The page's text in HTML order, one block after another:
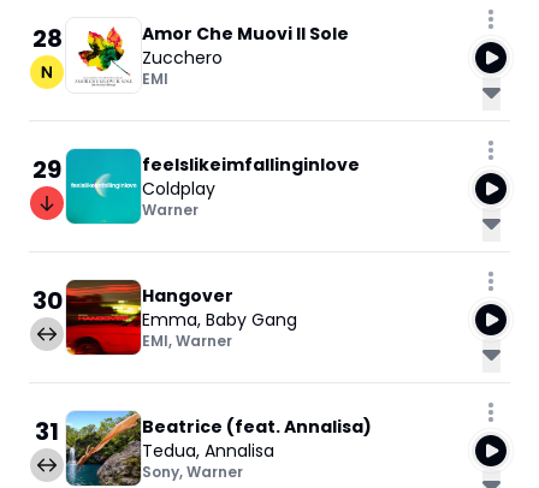
28
Amor Che Muovi Il Sole
Zucchero
EMI
29
feelslikeimfallinginlove
Coldplay
Warner
30
Hangover
Emma, Baby Gang
EMI,Warner
31
Beatrice (feat. Annalisa)
Tedua, Annalisa
Sony,Warner